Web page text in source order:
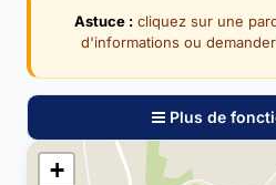
Astuce : cliquez sur une
d'informations ou
Plus de
+